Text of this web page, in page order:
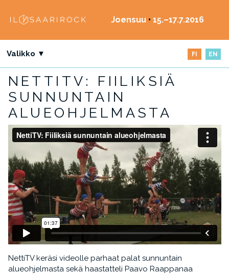
Joensuu • 15.–17.7.2016
Valikko ▼ FI EN
NETTITV: FIILIKSIÄ
SUNNUNTAIN
ALUEOHJELMASTA
NettiTV keräsi videolle parhaat palat sunnuntain
alueohjelmasta sekä haastatteli Paavo Raappanaa